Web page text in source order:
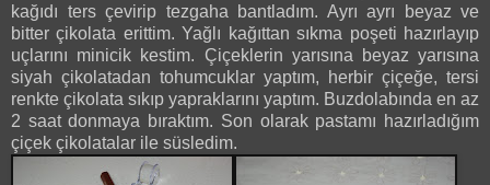
kağıdı ters çevirip tezgaha bantladım. Ayrı ayrı beyaz ve
bitter çikolata erittim. Yağlı kağıttan sıkma poşeti hazırlayıp
uçlarını minicik kestim. Çiçeklerin yarısına beyaz yarısına
siyah çikolatadan tohumcuklar yaptım, herbir çiçeğe, tersi
renkte çikolata sıkıp yapraklarını yaptım. Buzdolabında en az
2 saat donmaya bıraktım. Son olarak pastamı hazırladığım
çiçek çikolatalar ile süsledim.